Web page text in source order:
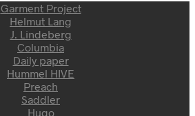
Garment Project
Helmut Lang
J. Lindeberg
Columbia
Daily paper
Hummel HIVE
Preach
Saddler
Hugo